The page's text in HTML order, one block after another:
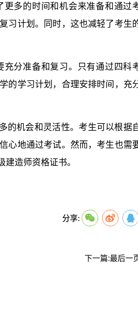
多的时间和机会来准备和通过
习计划。同时，这也减轻了考生
分准备和复习。只有通过四科
的学习计划，合理安排时间，充
的机会和灵活性。考生可以根据
心地通过考试。然而，考生也需
造师资格证书。
分享:
下一篇:最后一